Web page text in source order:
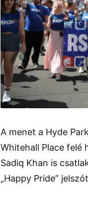
A menet a Hyde
Whitehall Place felé
Sadiq Khan is
„Happy Pride”